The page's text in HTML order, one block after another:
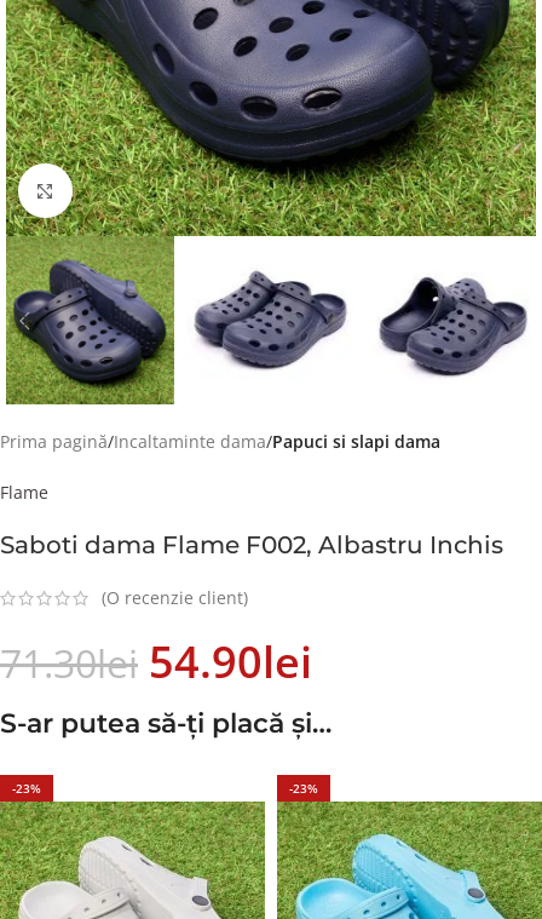
Faceți click pentru a mări
Prima pagină Incaltaminte dama Papuci si slapi dama
Flame
Saboti dama Flame F002, Albastru Inchis
(O recenzie client)
71.30Lei 54.90Lei
S-ar putea să-ți placă și…
-23% -23%